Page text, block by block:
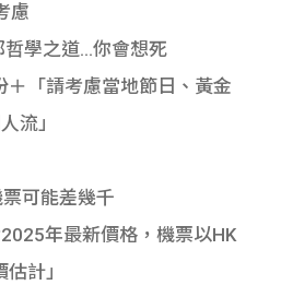
慮
學之道…你會想死
「請考慮當地節日、黃金
流」
可能差幾千
年最新價格，機票以HK
計」